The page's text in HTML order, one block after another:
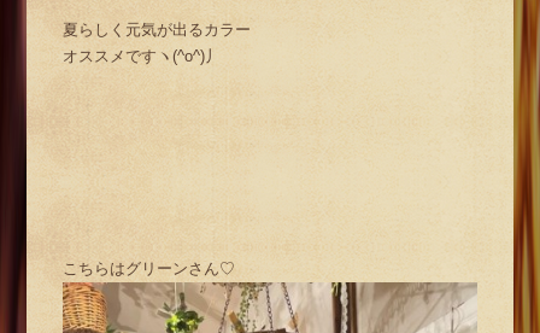
夏らしく元気が出るカラー
オススメですヽ(^o^)丿
こちらはグリーンさん♡